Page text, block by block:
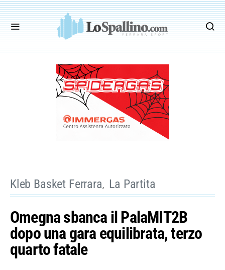
Kleb Basket Ferrara La Partita
Omegna sbanca il PalaMIT2B
dopo una gara equilibrata, terzo
quarto fatale